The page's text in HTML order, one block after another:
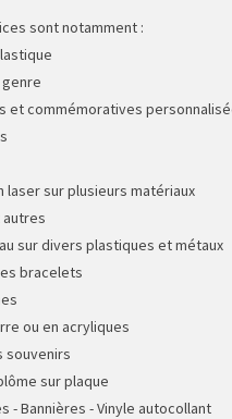
sont notamment :
et commémoratives
laser sur plusieurs matériaux
sur divers plastiques et métaux
bracelets
ou en acryliques
souvenirs
sur plaque
- Bannières - Vinyle autocollant